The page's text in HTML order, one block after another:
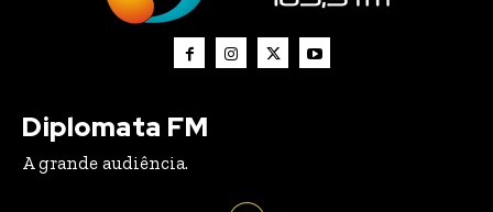
Diplomata FM
A grande audiência.